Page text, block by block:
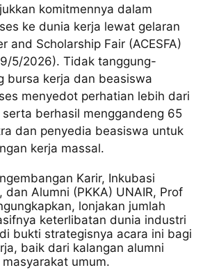
komitmennya dalam
ke dunia kerja lewat gelaran
and Scholarship Fair (ACESFA)
5/2026). Tidak tanggung-
bursa kerja dan beasiswa
menyedot perhatian lebih dari
berhasil menggandeng 65
dan penyedia beasiswa untuk
kerja massal.
Karir, Inkubasi
dan Alumni (PKKA) UNAIR, Prof
lonjakan jumlah
keterlibatan dunia industri
bukti strategisnya acara ini bagi
baik dari kalangan alumni
umum.